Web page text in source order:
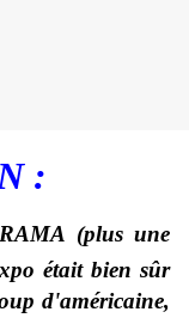
:
(plus une
était bien sûr
d'américaine,